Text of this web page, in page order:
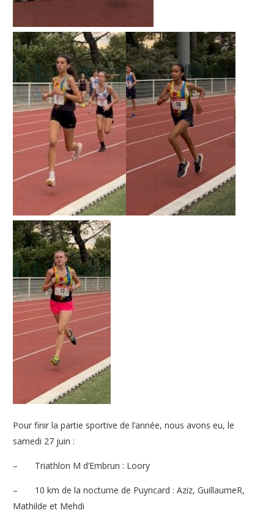
Pour finir la partie sportive de l’année, nous avons eu, le
samedi 27 juin :
– Triathlon M d’Embrun : Loory
– 10 km de la nocturne de Puyricard : Aziz, GuillaumeR,
Mathilde et Mehdi